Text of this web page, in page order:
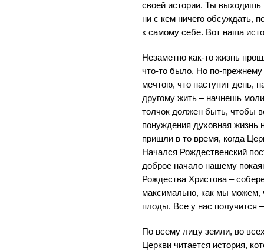
своей истории. Ты выходишь
ни с кем ничего обсуждать,
к самому себе. Вот наша
Незаметно как-то жизнь
что-то было. Но по-
мечтою, что наступит день,
другому жить – начнешь
толчок должен быть, чтобы
понуждения духовная жизнь
пришли в то время, когда
Начался Рождественский
доброе начало нашему
Рождества Христова –
максимально, как мы можем,
плоды. Все у нас получится
По всему лицу земли, во
Церкви читается история,